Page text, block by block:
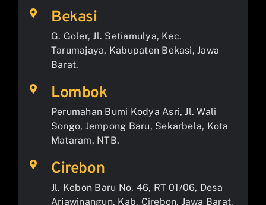
Bekasi
G. Goler, Jl. Setiamulya, Kec.
Tarumajaya, Kabupaten Bekasi, Jawa
Barat.
Lombok
Perumahan Bumi Kodya Asri, Jl. Wali
Songo, Jempong Baru, Sekarbela, Kota
Mataram, NTB.
Cirebon
Jl. Kebon Baru No. 46, RT 01/06, Desa
Arjawinangun, Kab. Cirebon, Jawa Barat.